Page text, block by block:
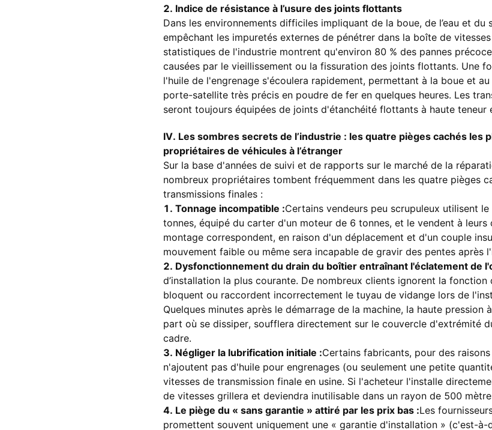
2. Indice de résistance à l’usure des joints flottants
Dans les environnements difficiles impliquant de la boue, de l’eau et du
empêchant les impuretés externes de pénétrer dans la boîte de
statistiques de l'industrie montrent qu'environ 80 % des pannes
causées par le vieillissement ou la fissuration des joints flottants. Une
l'huile de l'engrenage s'écoulera rapidement, permettant à la boue et
porte-satellite très précis en poudre de fer en quelques heures. Les
seront toujours équipées de joints d'étanchéité flottants à haute teneur
IV. Les sombres secrets de l’industrie : les quatre pièges cachés les
propriétaires de véhicules à l’étranger
Sur la base d'années de suivi et de rapports sur le marché de la
nombreux propriétaires tombent fréquemment dans les quatre pièges
transmissions finales :
1. Tonnage incompatible :Certains vendeurs peu scrupuleux utilisent
tonnes, équipé du carter d'un moteur de 6 tonnes, et le vendent à leurs
montage correspondent, en raison d'un déplacement et d'un couple
mouvement faible ou même sera incapable de gravir des pentes après
2. Dysfonctionnement du drain du boîtier entraînant l'éclatement de
d’installation la plus courante. De nombreux clients ignorent la
bloquent ou raccordent incorrectement le tuyau de vidange lors de
Quelques minutes après le démarrage de la machine, la haute pression
part où se dissiper, soufflera directement sur le couvercle d'extrémité
cadre.
3. Négliger la lubrification initiale :Certains fabricants, pour des
n'ajoutent pas d'huile pour engrenages (ou seulement une petite
vitesses de transmission finale en usine. Si l'acheteur l'installe
de vitesses grillera et deviendra inutilisable dans un rayon de 500
4. Le piège du « sans garantie » attiré par les prix bas :Les
promettent souvent uniquement une « garantie d'installation » (c'est-